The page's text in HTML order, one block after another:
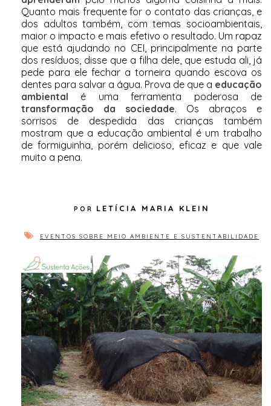
Quanto mais frequente for o contato das crianças, e
dos adultos também, com temas socioambientais,
maior o impacto e mais efetivo o resultado. Um rapaz
que está ajudando no CEI, principalmente na parte
dos resíduos, disse que a filha dele, que estuda ali, já
pede para ele fechar a torneira quando escova os
dentes para salvar a água. Prova de que a educação
ambiental é uma ferramenta poderosa de
transformação da sociedade. Os abraços e
sorrisos de despedida das crianças também
mostram que a educação ambiental é um trabalho
de formiguinha, porém delicioso, eficaz e que vale
muito a pena.
LETÍCIA MARIA KLEIN
EVENTOS SOBRE MEIO AMBIENTE E SUSTENTABILIDADE